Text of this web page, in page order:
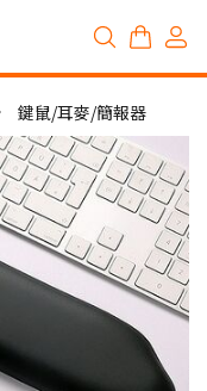
鍵鼠/耳麥/簡報器